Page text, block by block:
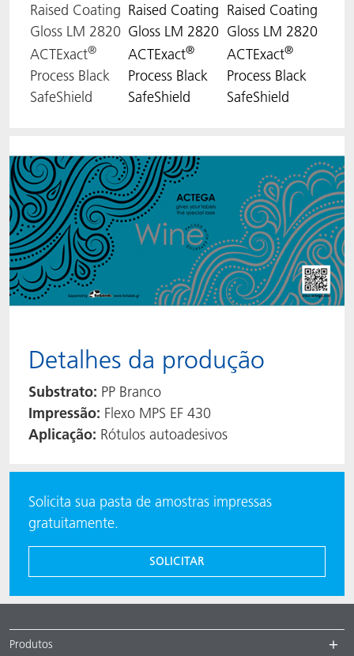
Raised Coating
Gloss LM 2820
Raised Coating
Gloss LM 2820
Raised Coating
Gloss LM 2820
ACTExact®
Process Black
SafeShield
ACTExact®
Process Black
SafeShield
ACTExact®
Process Black
SafeShield
Detalhes da produção
Substrato: PP Branco
Impressão: Flexo MPS EF 430
Aplicação: Rótulos autoadesivos
Solicita sua pasta de amostras impressas
gratuitamente.
SOLICITAR
Produtos